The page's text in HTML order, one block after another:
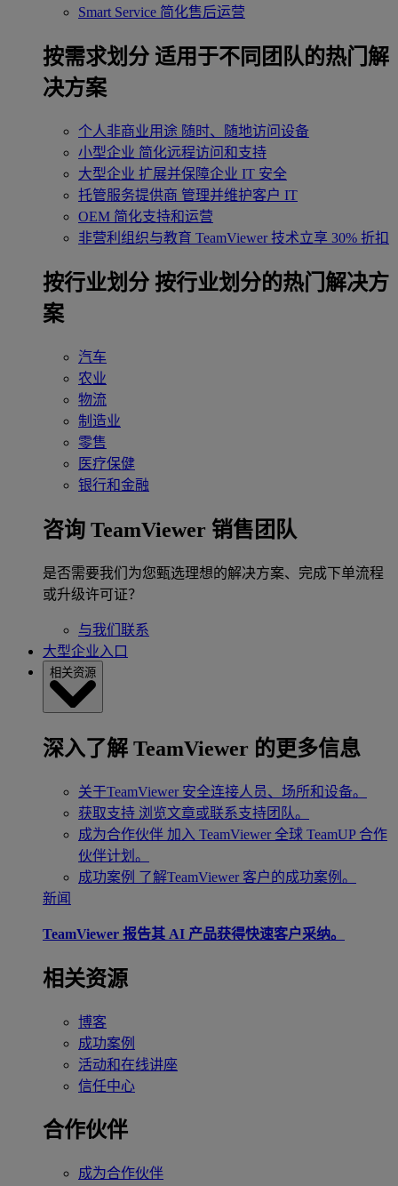
Smart Service 简化售后运营
按需求划分 适用于不同团队的热门解
决方案
个人非商业用途 随时、随地访问设备
小型企业 简化远程访问和支持
大型企业 扩展并保障企业 IT 安全
托管服务提供商 管理并维护客户 IT
OEM 简化支持和运营
非营利组织与教育 TeamViewer 技术立享 30% 折扣
‌按行业划分 按行业划分的热门解决方
案
汽车
农业
物流
制造业
零售
医疗保健
银行和金融
咨询 TeamViewer 销售团队
是否需要我们为您甄选理想的解决方案、完成下单流程
或升级许可证？
与我们联系
大型企业入口
相关资源
深入了解 TeamViewer 的更多信息
关于TeamViewer 安全连接人员、场所和设备。
获取支持 浏览文章或联系支持团队。
成为合作伙伴 加入 TeamViewer 全球 TeamUP 合作
伙伴计划。
成功案例 了解TeamViewer 客户的成功案例。
新闻
TeamViewer 报告其 AI 产品获得快速客户采纳。
相关资源
博客
成功案例
活动和在线讲座
信任中心
合作伙伴
成为合作伙伴